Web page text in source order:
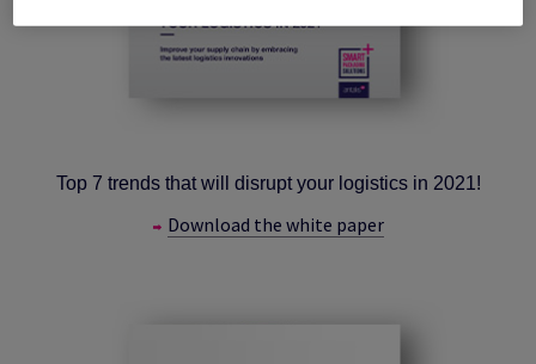
Top 7 trends that will disrupt your logistics in 2021!
Download the white paper